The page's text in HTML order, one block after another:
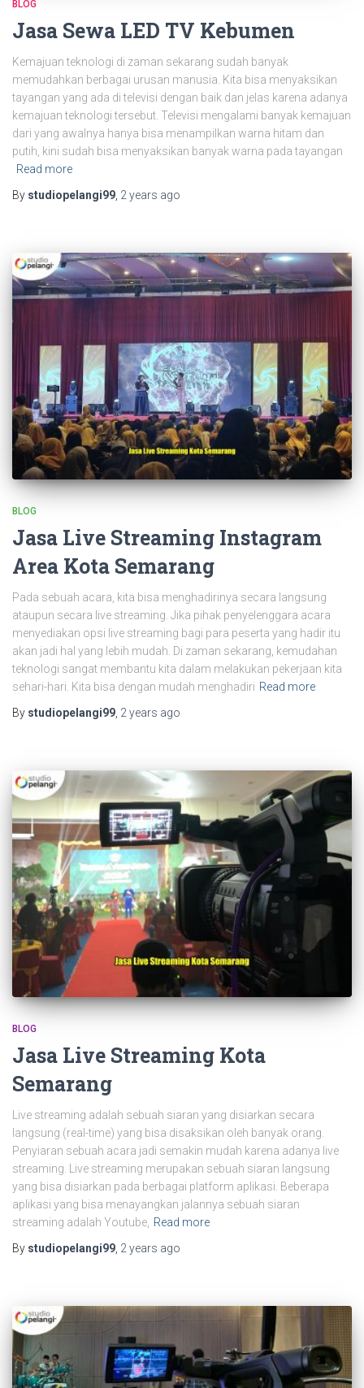
BLOG
Jasa Sewa LED TV Kebumen
Kemajuan teknologi di zaman sekarang sudah banyak
memudahkan berbagai urusan manusia. Kita bisa menyaksikan
tayangan yang ada di televisi dengan baik dan jelas karena adanya
kemajuan teknologi tersebut. Televisi mengalami banyak kemajuan
dari yang awalnya hanya bisa menampilkan warna hitam dan
putih, kini sudah bisa menyaksikan banyak warna pada tayangan
Read more
By studiopelangi99, 2 years ago
BLOG
Jasa Live Streaming Instagram
Area Kota Semarang
Pada sebuah acara, kita bisa menghadirinya secara langsung
ataupun secara live streaming. Jika pihak penyelenggara acara
menyediakan opsi live streaming bagi para peserta yang hadir itu
akan jadi hal yang lebih mudah. Di zaman sekarang, kemudahan
teknologi sangat membantu kita dalam melakukan pekerjaan kita
sehari-hari. Kita bisa dengan mudah menghadiri Read more
By studiopelangi99 2 years ago
BLOG
Jasa Live Streaming Kota
Semarang
Live streaming adalah sebuah siaran yang disiarkan secara
langsung (real-time) yang bisa disaksikan oleh banyak orang.
Penyiaran sebuah acara jadi semakin mudah karena adanya live
streaming. Live streaming merupakan sebuah siaran langsung
yang bisa disiarkan pada berbagai platform aplikasi. Beberapa
aplikasi yang bisa menayangkan jalannya sebuah siaran
streaming adalah Youtube, Read more
By studiopelangi99 2 years ago